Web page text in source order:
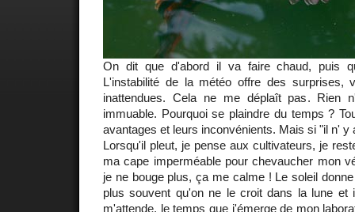
On dit que d'abord il va faire chaud, puis
L'instabilité de la météo offre des surprises,
inattendues. Cela ne me déplaît pas. Rien
immuable. Pourquoi se plaindre du temps ?
avantages et leurs inconvénients. Mais si "il n' y
Lorsqu'il pleut, je pense aux cultivateurs, je
ma cape imperméable pour chevaucher mon
je ne bouge plus, ça me calme ! Le soleil
plus souvent qu'on ne le croit dans la lune
m'attende, le temps que j'émerge de mon